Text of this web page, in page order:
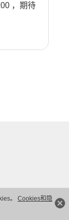
。 Cookies和隐
，期待